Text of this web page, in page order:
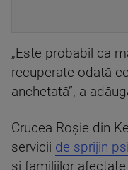
„Este probabil ca
recuperate odată
anchetată”, a
Crucea Roșie din
servicii de sprijin
și familiilor